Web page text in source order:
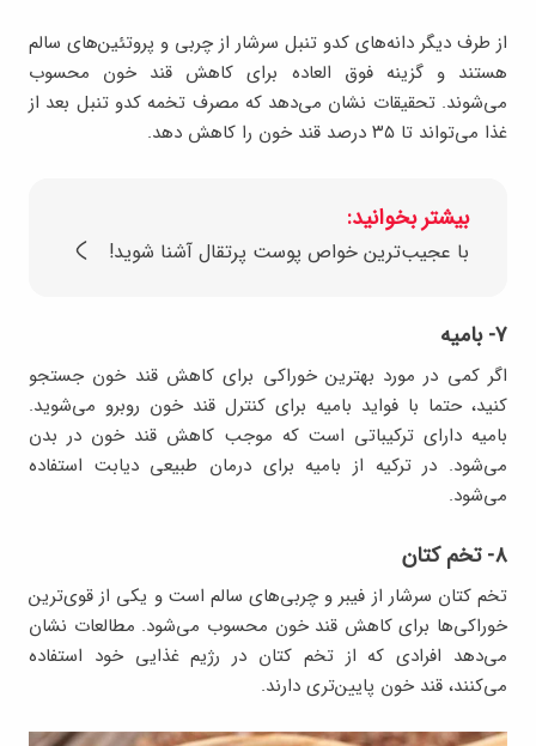
از طرف دیگر دانه‌های کدو تنبل سرشار از چربی و پروتئین‌های سالم
هستند و گزینه فوق العاده برای کاهش قند خون محسوب
می‌شوند. تحقیقات نشان می‌دهد که مصرف تخمه کدو تنبل بعد از
غذا می‌تواند تا ۳۵ درصد قند خون را کاهش دهد.
بیشتر بخوانید:
با عجیب‌ترین خواص پوست پرتقال آشنا شوید!
۷- بامیه
اگر کمی در مورد بهترین خوراکی برای کاهش قند خون جستجو
کنید، حتما با فواید بامیه برای کنترل قند خون روبرو می‌شوید.
بامیه دارای ترکیباتی است که موجب کاهش قند خون در بدن
می‌شود. در ترکیه از بامیه برای درمان طبیعی دیابت استفاده
می‌شود.
۸- تخم کتان
تخم کتان سرشار از فیبر و چربی‌های سالم است و یکی از قوی‌ترین
خوراکی‌ها برای کاهش قند خون محسوب می‌شود. مطالعات نشان
می‌دهد افرادی که از تخم کتان در رژیم غذایی خود استفاده
می‌کنند، قند خون پایین‌تری دارند.